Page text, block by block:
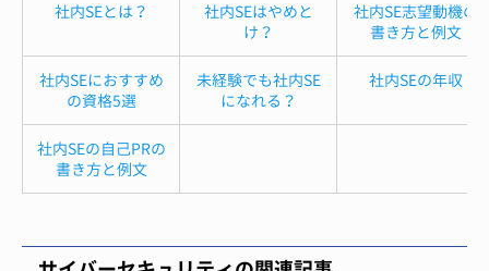
社内SEとは？
社内SEはやめと
け？
社内SE志望動機の
書き方と例文
社内SEにおすすめ
の資格5選
未経験でも社内SE
になれる？
社内SEの年収
社内SEの自己PRの
書き方と例文